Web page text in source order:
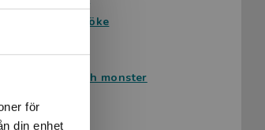
för
din enhet
Fröken Spöke
Spöken och monster
Svenska
Nivå 3